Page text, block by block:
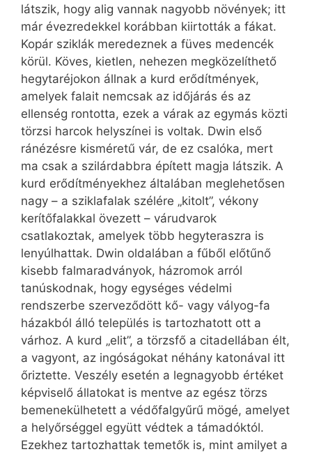
látszik, hogy alig vannak nagyobb növények; itt
már évezredekkel korábban kiirtották a fákat.
Kopár sziklák meredeznek a füves medencék
körül. Köves, kietlen, nehezen megközelíthető
hegytaréjokon állnak a kurd erődítmények,
amelyek falait nemcsak az időjárás és az
ellenség rontotta, ezek a várak az egymás közti
törzsi harcok helyszínei is voltak. Dwin első
ránézésre kisméretű vár, de ez csalóka, mert
ma csak a szilárdabbra épített magja látszik. A
kurd erődítményekhez általában meglehetősen
nagy – a sziklafalak szélére „kitolt”, vékony
kerítőfalakkal övezett – várudvarok
csatlakoztak, amelyek több hegyteraszra is
lenyúlhattak. Dwin oldalában a fűből előtűnő
kisebb falmaradványok, házromok arról
tanúskodnak, hogy egységes védelmi
rendszerbe szerveződött kő- vagy vályog-fa
házakból álló település is tartozhatott ott a
várhoz. A kurd „elit”, a törzsfő a citadellában élt,
a vagyont, az ingóságokat néhány katonával itt
őriztette. Veszély esetén a legnagyobb értéket
képviselő állatokat is mentve az egész törzs
bemenekülhetett a védőfalgyűrű mögé, amelyet
a helyőrséggel együtt védtek a támadóktól.
Ezekhez tartozhattak temetők is, mint amilyet a